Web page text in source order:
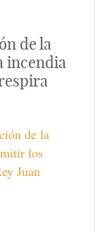
de la
incendia
de la
los
Juan